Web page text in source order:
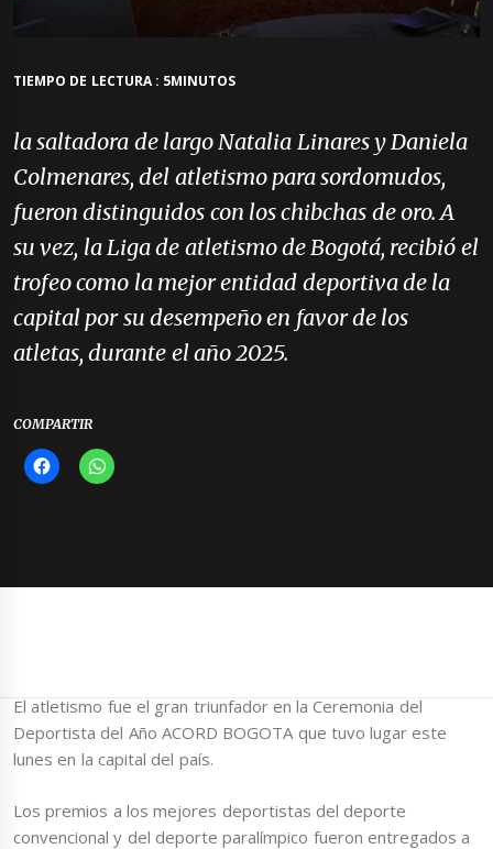
TIEMPO DE LECTURA : 5MINUTOS
la saltadora de largo Natalia Linares y Daniela
Colmenares, del atletismo para sordomudos,
fueron distinguidos con los chibchas de oro. A
su vez, la Liga de atletismo de Bogotá, recibió el
trofeo como la mejor entidad deportiva de la
capital por su desempeño en favor de los
atletas, durante el año 2025.
COMPARTIR
El atletismo fue el gran triunfador en la Ceremonia del
Deportista del Año ACORD BOGOTA que tuvo lugar este
lunes en la capital del país.
Los premios a los mejores deportistas del deporte
convencional y del deporte paralímpico fueron entregados a